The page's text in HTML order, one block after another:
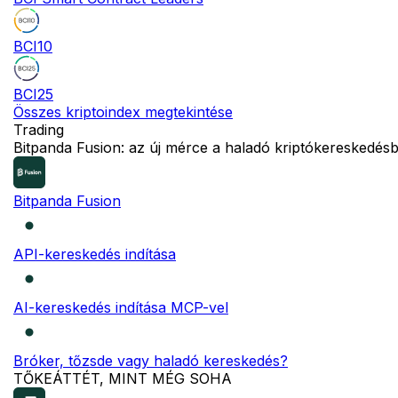
BCI10
BCI25
Összes kriptoindex megtekintése
Trading
Bitpanda Fusion: az új mérce a haladó
Bitpanda Fusion
API-kereskedés indítása
AI-kereskedés indítása MCP-vel
Bróker, tőzsde vagy haladó kereskedés?
TŐKEÁTTÉT, MINT MÉG SOHA